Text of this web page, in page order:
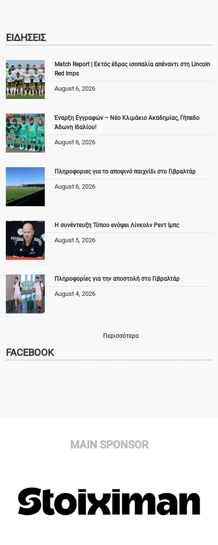
ΕΙΔΗΣΕΙΣ
Match Report | Εκτός έδρας ισοπαλία απέναντι στη Lincoln
Red Imps
August 6, 2026
Έναρξη Εγγραφών – Νέο Κλιμάκιο Ακαδημίας, Γήπεδο
Άδωνη Ιδαλίου!
August 6, 2026
Πληροφοριες για το αποψινό παιχνίδι στο Γιβραλτάρ
August 6, 2026
Η συνέντευξη Τύπου ενόψει Λίνκολν Ρεντ Ιμπς
August 5, 2026
Πληροφορίες για την αποστολή στο Γιβραλτάρ
August 4, 2026
Περισσότερα
FACEBOOK
MAIN SPONSOR